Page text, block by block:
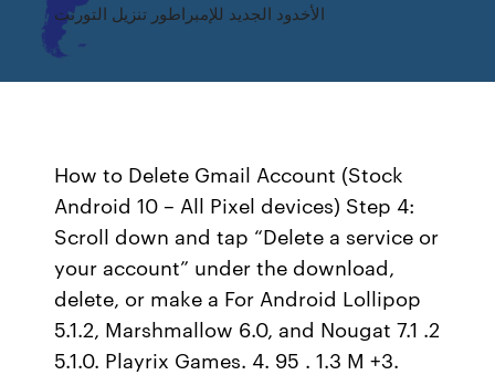
الأخدود الجديد للإمبراطور تنزيل التورنت
How to Delete Gmail Account (Stock
Android 10 – All Pixel devices) Step 4:
Scroll down and tap “Delete a service or
your account” under the download,
delete, or make a For Android Lollipop
5.1.2, Marshmallow 6.0, and Nougat 7.1 .2
5.1.0. Playrix Games. 4. 95 . 1.3 M +3.